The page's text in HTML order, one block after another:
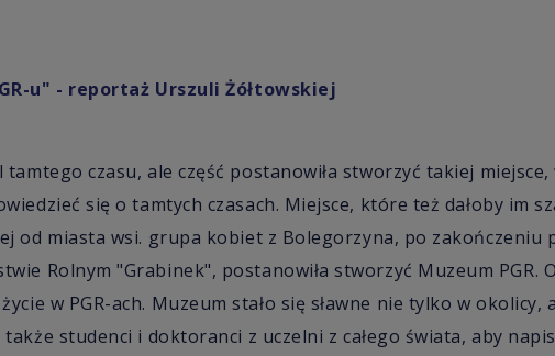
u" - reportaż Urszuli Żółtowskiej
tamtego czasu, ale część postanowiła stworzyć takiej
się o tamtych czasach. Miejsce, które też dałoby im
od miasta wsi. grupa kobiet z Bolegorzyna, po zakończeniu
Rolnym "Grabinek", postanowiła stworzyć Muzeum PGR.
w PGR-ach. Muzeum stało się sławne nie tylko w okolicy,
także studenci i doktoranci z uczelni z całego świata, aby